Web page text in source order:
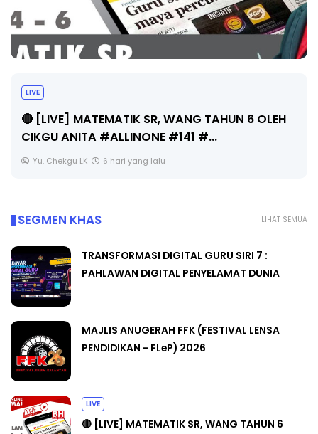
Sejarah Tingkatan 4
Unknown 6 hari yang lalu
LIHAT SEMUA
SEGMEN KHAS
TRANSFORMASI DIGITAL GURU SIRI 7 :
PAHLAWAN DIGITAL PENYELAMAT DUNIA
MAJLIS ANUGERAH FFK (FESTIVAL LENSA
PENDIDIKAN - FLeP) 2026
LIVE
🔴 [LIVE] MATEMATIK SR, WANG TAHUN 6